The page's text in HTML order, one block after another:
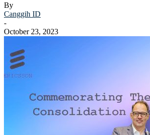
By
Canggih ID
-
October 23, 2023